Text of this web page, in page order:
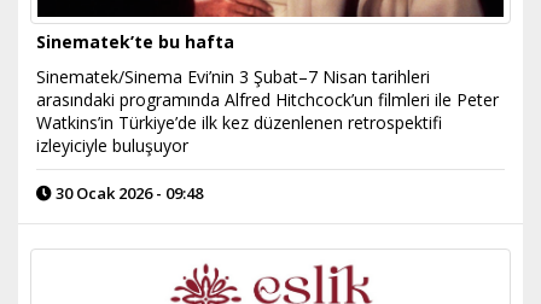
Sinematek’te bu hafta
Sinematek/Sinema Evi’nin 3 Şubat–7 Nisan tarihleri
arasındaki programında Alfred Hitchcock’un filmleri ile Peter
Watkins’in Türkiye’de ilk kez düzenlenen retrospektifi
izleyiciyle buluşuyor
30 Ocak 2026 - 09:48